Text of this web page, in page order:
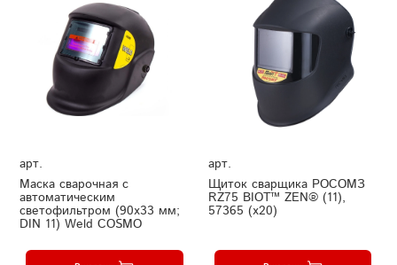
арт.
Маска сварочная с
автоматическим
светофильтром (90x33 мм;
DIN 11) Weld COSMO
арт.
Щиток сварщика РОСОМЗ
RZ75 BIOT™ ZEN® (11),
57365 (х20)